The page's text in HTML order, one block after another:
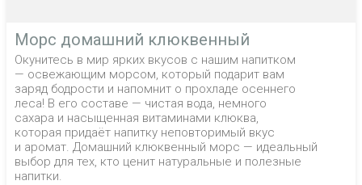
Морс домашний клюквенный
Окунитесь в мир ярких вкусов с нашим напитком
— освежающим морсом, который подарит вам
заряд бодрости и напомнит о прохладе осеннего
леса! В его составе — чистая вода, немного
сахара и насыщенная витаминами клюква,
которая придаёт напитку неповторимый вкус
и аромат. Домашний клюквенный морс — идеальный
выбор для тех, кто ценит натуральные и полезные
напитки.